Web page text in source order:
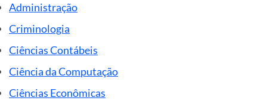
Administração
Criminologia
Ciências Contábeis
Ciência da Computação
Ciências Econômicas